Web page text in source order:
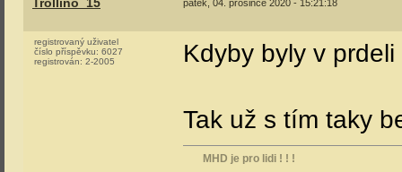
Trollino_15 pátek, 04. prosince 2020 - 15:21:18
registrovaný uživatel
číslo příspěvku: 6027
registrován: 2-2005 Kdyby byly v
Tak už s tím taky
MHD je pro lidi ! ! !